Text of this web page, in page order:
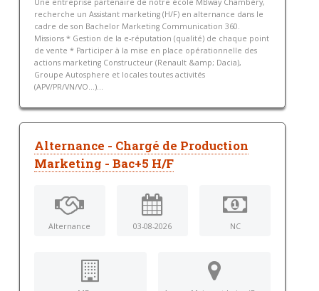
Une entreprise partenaire de notre école MBway Chambéry,
recherche un Assistant marketing (H/F) en alternance dans le
cadre de son Bachelor Marketing Communication 360.
Missions * Gestion de la e-réputation (qualité) de chaque point
de vente * Participer à la mise en place opérationnelle des
actions marketing Constructeur (Renault &amp; Dacia),
Groupe Autosphere et locales toutes activités
(APV/PR/VN/VO...)...
Alternance - Chargé de Production
Marketing - Bac+5 H/F
Alternance 03-08-2026 NC